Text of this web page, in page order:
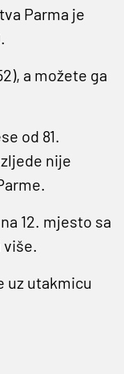
Parma je
a možete ga
od 81.
nije
12. mjesto sa
više.
uz utakmicu